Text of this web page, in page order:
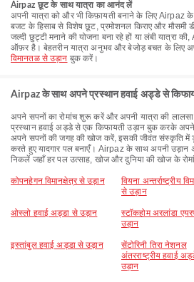
Airpaz छूट के साथ यात्रा का आनंद लें
अपनी यात्रा को और भी किफ़ायती बनाने के लिए Airpaz
बजट के हिसाब से विशेष छूट, प्रमोशनल किराए और
जल्दी छुट्टी मनाने की योजना बना रहे हों या लंबी यात्रा
ऑफ़र है। बेहतरीन यात्रा अनुभव और बेजोड़ बचत के लिए
विमानतळ से उड़ान बुक करें।
Airpaz के साथ अपने प्रस्थान हवाई अड्डे से
अपने सपनों का रोमांच शुरू करें और अपनी यात्रा की
प्रस्थान हवाई अड्डे से एक किफायती उड़ान बुक करके
अपने सपनों की जगह की खोज करें, इसकी जीवंत संस्कृति
करते हुए यादगार पल बनाएँ। Airpaz के साथ अपनी उड़ान
निकलें जहाँ हर पल उत्साह, खोज और दुनिया की खोज के
कोपनहेगन विमानक्षेत्र से उड़ान
वियना अन्तर्राष्ट्रीय
से उड़ान
ओस्लो हवाई अड्डा से उड़ान
स्टॉकहोम अरलांडा
उड़ान
इस्तांबुल हवाई अड्डा से उड़ान
सेंटोरिनी तिरा नेशनल
अंतरराष्ट्रीय हवाई
उड़ान